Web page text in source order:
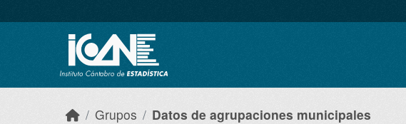
Grupos Datos de agrupaciones municipales